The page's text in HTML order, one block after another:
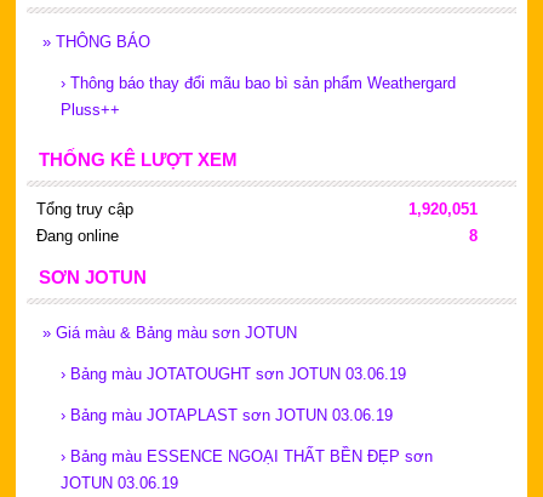
» THÔNG BÁO
› Thông báo thay đổi mãu bao bì sản phẩm Weathergard
Pluss++
THỐNG KÊ LƯỢT XEM
Tổng truy cập
1,920,051
Đang online
8
SƠN JOTUN
» Giá màu & Bảng màu sơn JOTUN
› Bảng màu JOTATOUGHT sơn JOTUN 03.06.19
› Bảng màu JOTAPLAST sơn JOTUN 03.06.19
› Bảng màu ESSENCE NGOẠI THẤT BỀN ĐẸP sơn
JOTUN 03.06.19